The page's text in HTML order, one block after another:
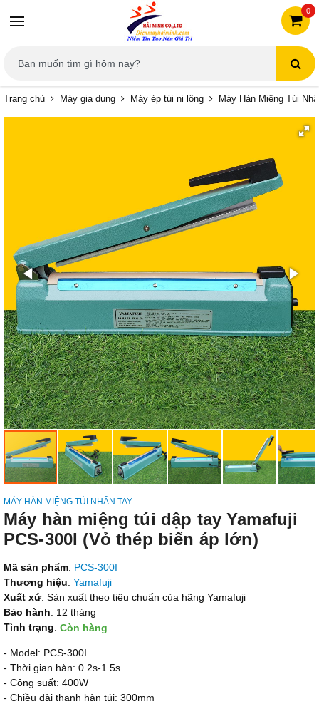
0
Trang chủ Máy gia dụng Máy ép túi ni lông Máy Hàn Miệng Túi
MÁY HÀN MIỆNG TÚI NHẤN TAY
Máy hàn miệng túi dập tay Yamafuji
PCS-300I (Vỏ thép biến áp lớn)
Mã sản phẩm: PCS-300I
Thương hiệu: Yamafuji
Xuất xứ: Sản xuất theo tiêu chuẩn của hãng Yamafuji
Bảo hành: 12 tháng
Tình trạng: Còn hàng
- Model: PCS-300I
- Thời gian hàn: 0.2s-1.5s
- Công suất: 400W
- Chiều dài thanh hàn túi: 300mm